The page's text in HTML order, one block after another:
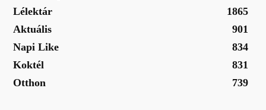
Lélektár
1865
Aktuális
901
Napi Like
834
Koktél
831
Otthon
739